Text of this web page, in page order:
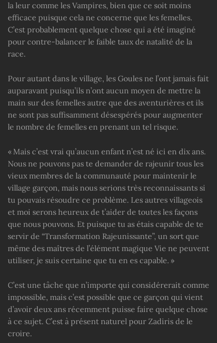
la leur comme les Vampires, bien que ce soit moins
efficace puisque cela ne concerne que les femelles.
C’est probablement quelque chose qui a été imaginé
pour contre-balancer le faible taux de natalité de la
race.
Pour autant dans le village, les Goules ne l’ont jamais fait
auparavant puisqu’ils n’ont aucun moyen de mettre la
main sur des femelles autre que des aventurières et ils
ne sont pas suffisamment désespérés pour augmenter
le nombre de femelles en prenant un tel risque.
« Mais c’est vrai qu’aucun enfant n’est né ici en dix ans.
Nous ne pouvons pas te demander de rajeunir tous les
vieux membres de la communauté pour maintenir le
village garçon, mais nous serions très reconnaissants si
tu pouvais résoudre ce problème. Les autres villageois
et moi serons heureux de t’aider de toutes les façons
que nous pouvons. Et puisque tu as étais capable de te
servir de “Transformation Rajeunissante”, un sort que
même des maîtres de l’élément magique Vie ne peuvent
utiliser, je suis certaine que tu en es capable. »
C’est une tâche que n’importe qui considérerait comme
impossible, mais c’est possible que ce garçon qui vient
d’avoir deux ans récemment puisse faire quelque chose
à ce sujet. C’est à présent naturel pour Zadiris de le
croire.